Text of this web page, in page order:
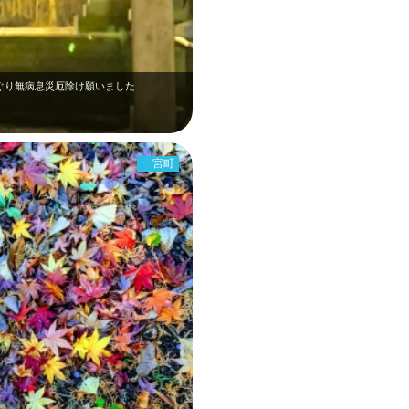
無病息災厄除け願いました
一宮町